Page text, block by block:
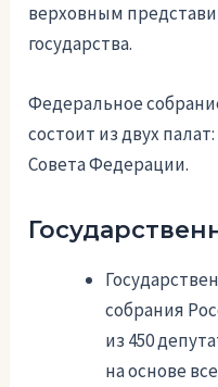
верховным
государства.
Федеральное
состоит из двух
Совета Федерации.
собрания
из 450
на основе